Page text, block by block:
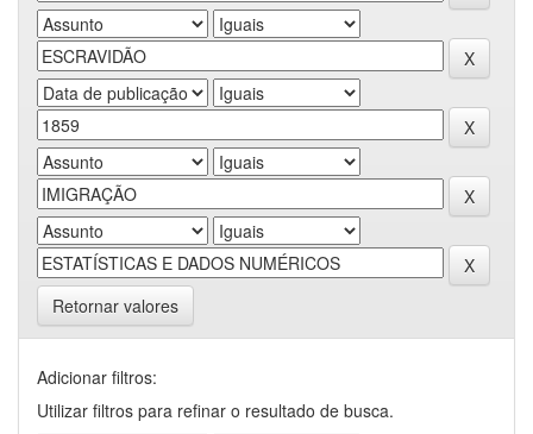
Retornar valores
Adicionar filtros:
Utilizar filtros para refinar o resultado de busca.